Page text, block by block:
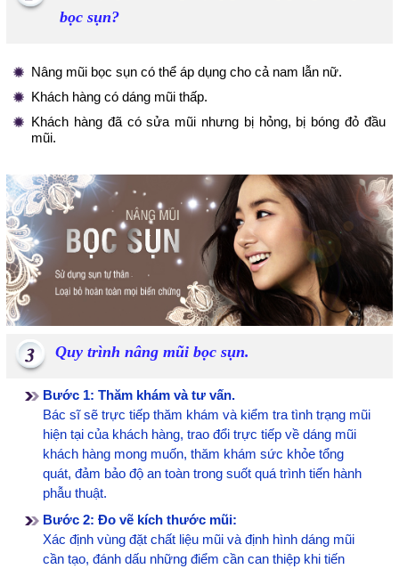
bọc sụn?
Nâng mũi bọc sụn có thể áp dụng cho cả nam lẫn nữ.
Khách hàng có dáng mũi thấp.
Khách hàng đã có sửa mũi nhưng bị hỏng, bị bóng đỏ đầu
mũi.
Quy trình nâng mũi bọc sụn.
Bước 1: Thăm khám và tư vấn.
Bác sĩ sẽ trực tiếp thăm khám và kiểm tra tình trạng mũi
hiện tại của khách hàng, trao đổi trực tiếp về dáng mũi
khách hàng mong muốn, thăm khám sức khỏe tổng
quát, đảm bảo độ an toàn trong suốt quá trình tiến hành
phẫu thuật.
Bước 2: Đo vẽ kích thước mũi:
Xác định vùng đặt chất liệu mũi và định hình dáng mũi
cần tạo, đánh dấu những điểm cần can thiệp khi tiến